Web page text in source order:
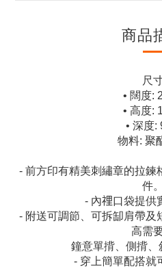
商品
尺
• 闊度:
• 高度:
• 深度:
物料: 聚
- 前方印有精美刺繡章的拉鍊
件。
- 內𥚃口袋提供
- 附送可調節、可拆缷肩帶及
高需
鐘意單揹、側揹
- 穿上簡單配搭就